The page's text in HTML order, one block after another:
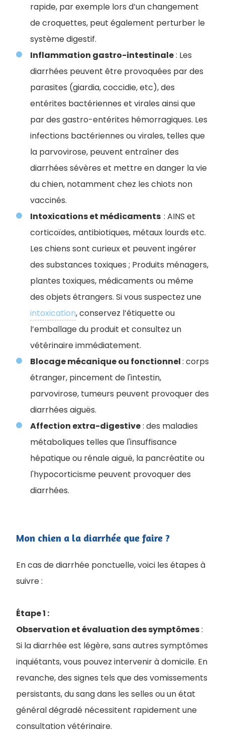
rapide, par exemple lors d’un changement
de croquettes, peut également perturber le
système digestif.
Inflammation gastro-intestinale: Les
diarrhées peuvent être provoquées par des
parasites (giardia, coccidie, etc), des
entérites bactériennes et virales ainsi que
par des gastro-entérites hémorragiques. Les
infections bactériennes ou virales, telles que
la parvovirose, peuvent entraîner des
diarrhées sévères et mettre en danger la vie
du chien, notamment chez les chiots non
vaccinés.
Intoxications et médicaments : AINS et
corticoïdes, antibiotiques, métaux lourds etc.
Les chiens sont curieux et peuvent ingérer
des substances toxiques ; Produits ménagers,
plantes toxiques, médicaments ou même
des objets étrangers. Si vous suspectez une
intoxication, conservez l’étiquette ou
l’emballage du produit et consultez un
vétérinaire immédiatement.
Blocage mécanique ou fonctionnel: corps
étranger, pincement de l'intestin,
parvovirose, tumeurs peuvent provoquer des
diarrhées aiguës.
Affection extra-digestive: des maladies
métaboliques telles que l'insuffisance
hépatique ou rénale aiguë, la pancréatite ou
l'hypocorticisme peuvent provoquer des
diarrhées.
Mon chien a la diarrhée que faire ?
En cas de diarrhée ponctuelle, voici les étapes à
suivre :
Étape 1 :
Observation et évaluation des symptômes:
Si la diarrhée est légère, sans autres symptômes
inquiétants, vous pouvez intervenir à domicile. En
revanche, des signes tels que des vomissements
persistants, du sang dans les selles ou un état
général dégradé nécessitent rapidement une
consultation vétérinaire.